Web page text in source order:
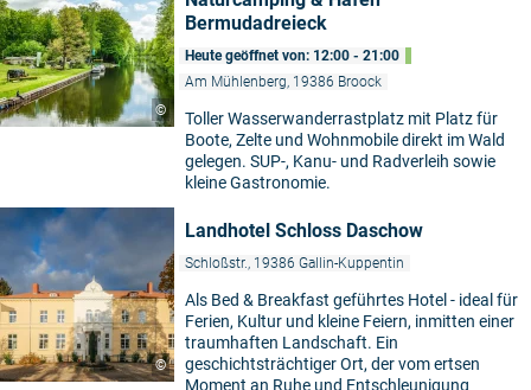
©
Bermudadreieck
Heute geöffnet von: 12:00 - 21:00
Am Mühlenberg, 19386 Broock
Toller Wasserwanderrastplatz mit Platz für
Boote, Zelte und Wohnmobile direkt im Wald
gelegen. SUP-, Kanu- und Radverleih sowie
kleine Gastronomie.
©
Landhotel Schloss Daschow
Schloßstr., 19386 Gallin-Kuppentin
Als Bed & Breakfast geführtes Hotel - ideal für
Ferien, Kultur und kleine Feiern, inmitten einer
traumhaften Landschaft. Ein
geschichtsträchtiger Ort, der vom ertsen
Moment an Ruhe und Entschleunigung